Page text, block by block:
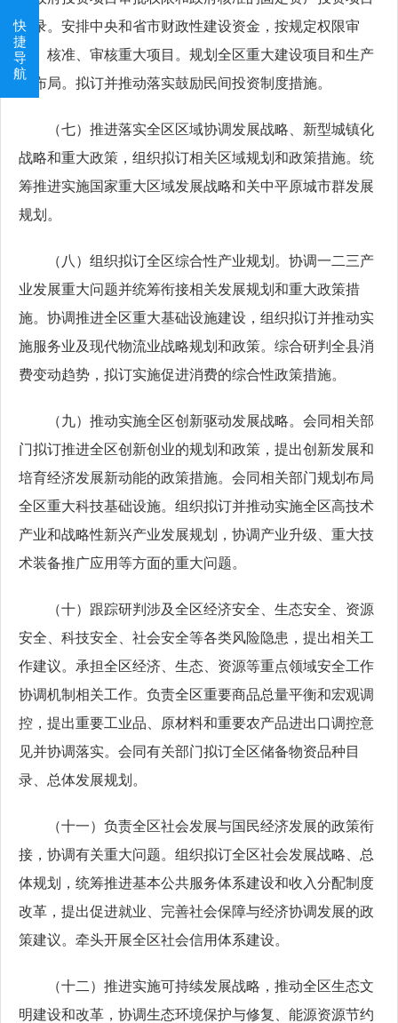
目录。安排中央和省市财政性建设资金，按规定权限审
批、核准、审核重大项目。规划全区重大建设项目和生产
力布局。拟订并推动落实鼓励民间投资制度措施。
（七）推进落实全区区域协调发展战略、新型城镇化
战略和重大政策，组织拟订相关区域规划和政策措施。统
筹推进实施国家重大区域发展战略和关中平原城市群发展
规划。
（八）组织拟订全区综合性产业规划。协调一二三产
业发展重大问题并统筹衔接相关发展规划和重大政策措
施。协调推进全区重大基础设施建设，组织拟订并推动实
施服务业及现代物流业战略规划和政策。综合研判全县消
费变动趋势，拟订实施促进消费的综合性政策措施。
（九）推动实施全区创新驱动发展战略。会同相关部
门拟订推进全区创新创业的规划和政策，提出创新发展和
培育经济发展新动能的政策措施。会同相关部门规划布局
全区重大科技基础设施。组织拟订并推动实施全区高技术
产业和战略性新兴产业发展规划，协调产业升级、重大技
术装备推广应用等方面的重大问题。
（十）跟踪研判涉及全区经济安全、生态安全、资源
安全、科技安全、社会安全等各类风险隐患，提出相关工
作建议。承担全区经济、生态、资源等重点领域安全工作
协调机制相关工作。负责全区重要商品总量平衡和宏观调
控，提出重要工业品、原材料和重要农产品进出口调控意
见并协调落实。会同有关部门拟订全区储备物资品种目
录、总体发展规划。
（十一）负责全区社会发展与国民经济发展的政策衔
接，协调有关重大问题。组织拟订全区社会发展战略、总
体规划，统筹推进基本公共服务体系建设和收入分配制度
改革，提出促进就业、完善社会保障与经济协调发展的政
策建议。牵头开展全区社会信用体系建设。
（十二）推进实施可持续发展战略，推动全区生态文
明建设和改革，协调生态环境保护与修复、能源资源节约
快
捷
导
航